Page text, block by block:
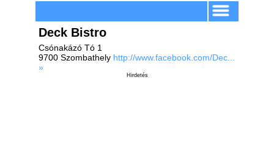
Deck Bistro
Csónakázó Tó 1
9700 Szombathely http://www.facebook.com/Dec...
»
Hirdetés